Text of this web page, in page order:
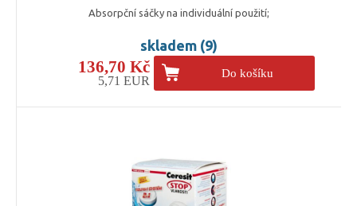
Absorpční sáčky na individuální použití;
skladem (9)
136,70 Kč
5,71 EUR
Do košíku